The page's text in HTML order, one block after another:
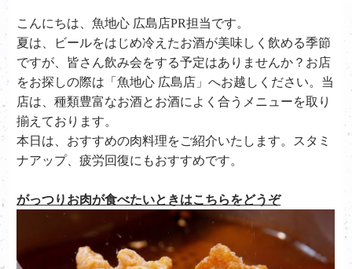
こんにちは、魚地心 広島店PR担当です。
夏は、ビールをはじめ冷えたお酒が美味しく飲める季節
ですが、皆さん飲み会をする予定はありませんか？お店
をお探しの際は「魚地心 広島店」へお越しください。当
店は、種類豊富なお酒とお酒によく合うメニューを取り
揃えております。
本日は、おすすめの肉料理をご紹介いたします。スタミ
ナアップ、疲労回復にもおすすめです。
がっつりお肉が食べたいときはこちらをどうぞ